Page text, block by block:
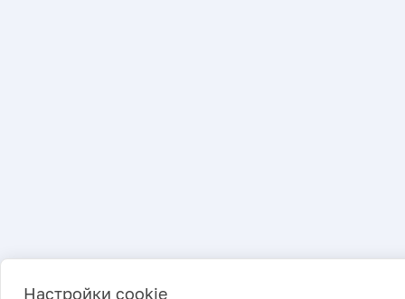
Настройки cookie